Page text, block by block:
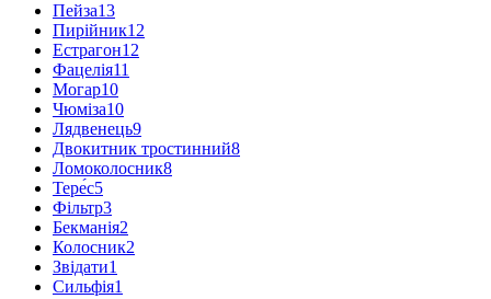
Пейза13
Пирійник12
Естрагон12
Фацелія11
Могар10
Чюміза10
Лядвенець9
Двокитник тростинний8
Ломоколосник8
Тере́с5
Фільтр3
Бекманія2
Колосник2
Звідати1
Сильфія1